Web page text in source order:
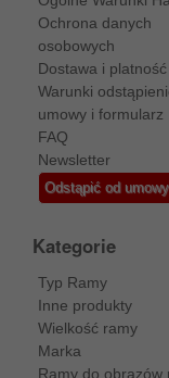
Ochrona danych
osobowych
Dostawa i platność
Warunki
umowy i formularz
FAQ
Newsletter
Odstąpić od umowy
Kategorie
Typ Ramy
Inne produkty
Wielkość ramy
Marka
Ramy do obrazów